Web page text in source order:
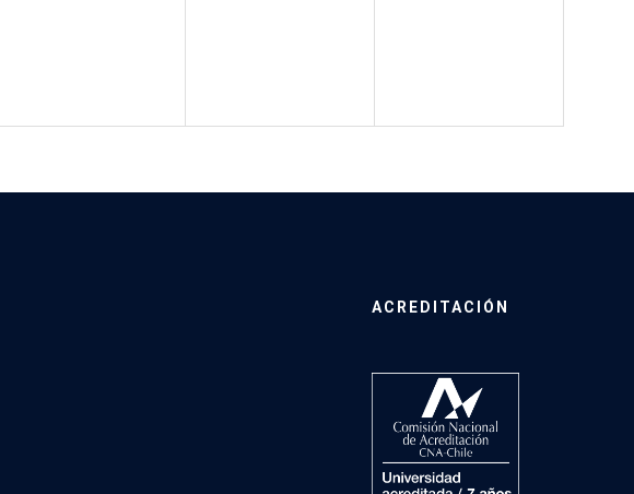
ACREDITACIÓN